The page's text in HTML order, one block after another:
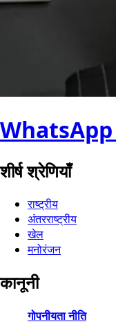
WhatsApp
शीर्ष श्रेणियाँ
राष्ट्रीय
अंतरराष्ट्रीय
खेल
मनोरंजन
कानूनी
गोपनीयता नीति